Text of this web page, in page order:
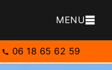
MENU
06 18 65 62 59